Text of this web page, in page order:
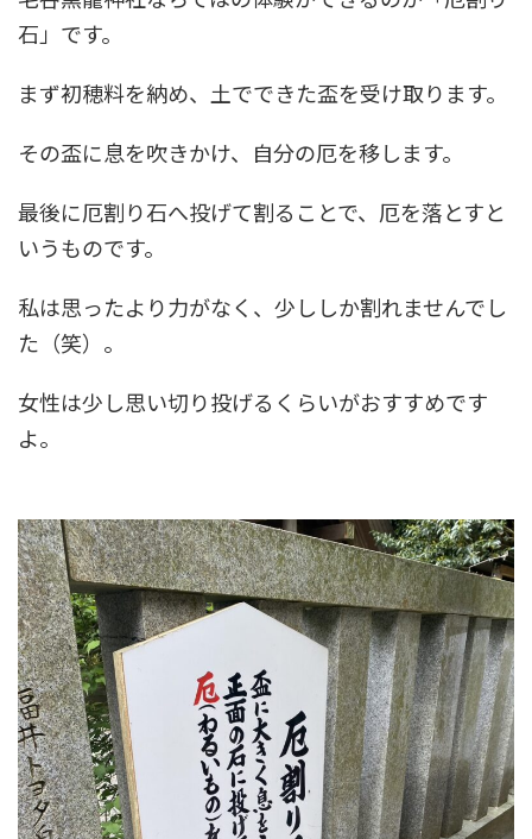
石」です。
まず初穂料を納め、土でできた盃を受け取ります。
その盃に息を吹きかけ、自分の厄を移します。
最後に厄割り石へ投げて割ることで、厄を落とすと
いうものです。
私は思ったより力がなく、少ししか割れませんでし
た（笑）。
女性は少し思い切り投げるくらいがおすすめです
よ。